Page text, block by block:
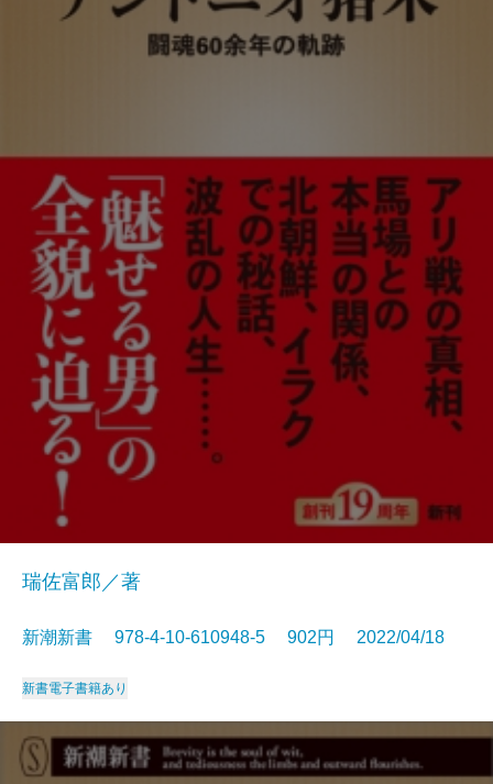
瑞佐富郎／著
新潮新書 978-4-10-610948-5 902円 2022/04/18
新書電子書籍あり